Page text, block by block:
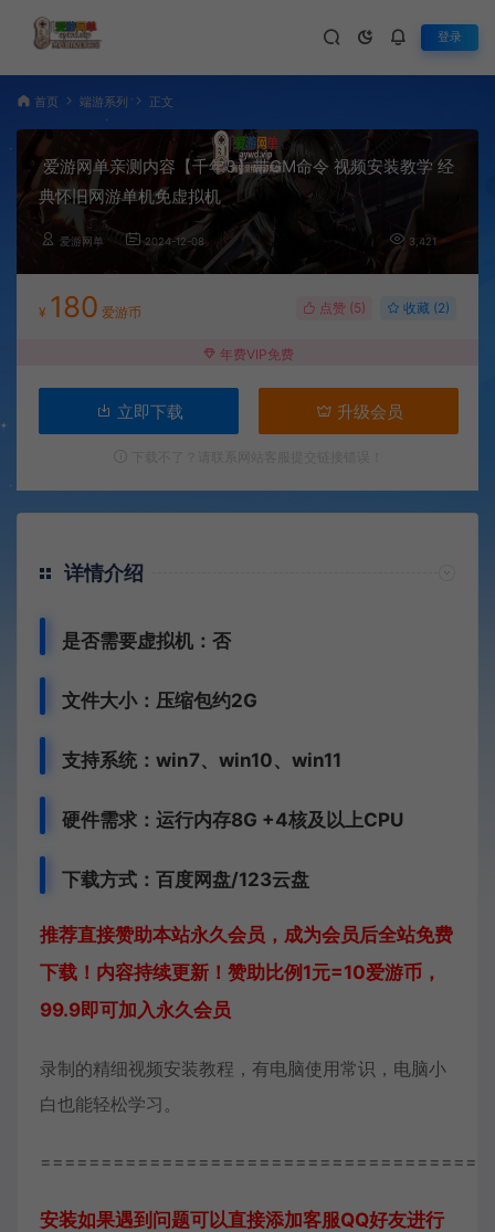
登录
首页 端游系列 正文
爱游网单亲测内容【千年3】带GM命令 视频安装教学 经
典怀旧网游单机免虚拟机
爱游网单 2024-12-08 3,421
¥ 180 爱游币 点赞 (5) 收藏 (2)
年费VIP免费
立即下载 升级会员
详情介绍
是否需要虚拟机：否
文件大小：压缩包约2G
支持系统：win7、win10、win11
硬件需求：运行内存8G +4核及以上CPU
下载方式： 百度网盘/123云盘
推荐直接赞助本站永久会员，成为会员后全站免费
下载！内容持续更新！赞助比例1元=10爱游币，
99.9即可加入永久会员
录制的精细视频安装教程，有电脑使用常识，电脑小
白也能轻松学习。
安装如果遇到问题可以直接添加客服QQ好友进行